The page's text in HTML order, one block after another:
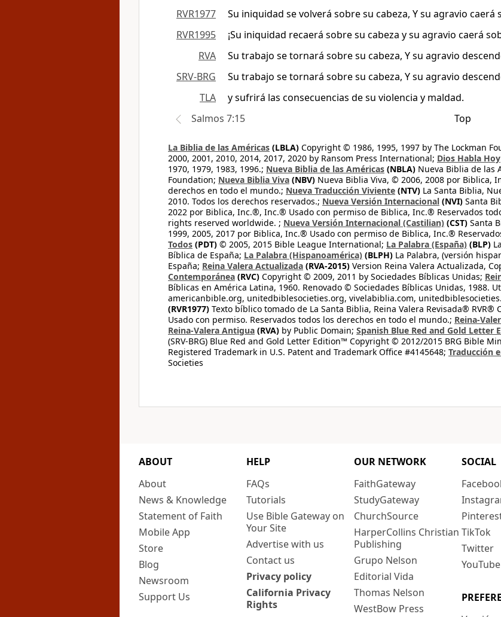
RVR1977
Su iniquidad se volverá sobre su cabeza, Y su agravio
RVR1995
¡Su iniquidad recaerá sobre su cabeza y su agravio caerá
RVA
Su trabajo se tornará sobre su cabeza, Y su agravio
SRV-BRG
Su trabajo se tornará sobre su cabeza, Y su agravio
TLA
y sufrirá las consecuencias de su violencia y maldad.
Salmos 7:15
Top
La Biblia de las Américas (LBLA) Copyright © 1986, 1995, 1997 by The Lockman
2000, 2001, 2010, 2014, 2017, 2020 by Ransom Press International; Dios Habla Hoy
1970, 1979, 1983, 1996.; Nueva Biblia de las Américas (NBLA) Nueva Biblia de las
Foundation; Nueva Biblia Viva (NBV) Nueva Biblia Viva, © 2006, 2008 por Biblica,
derechos en todo el mundo.; Nueva Traducción Viviente (NTV) La Santa Biblia,
2010. Todos los derechos reservados.; Nueva Versión Internacional (NVI) Santa
2022 por Biblica, Inc.®, Inc.® Usado con permiso de Biblica, Inc.® Reservados
rights reserved worldwide. ; Nueva Versión Internacional (Castilian) (CST) Santa
1999, 2005, 2017 por Biblica, Inc.® Usado con permiso de Biblica, Inc.®
Todos (PDT) © 2005, 2015 Bible League International; La Palabra (España) (BLP)
Bíblica de España; La Palabra (Hispanoamérica) (BLPH) La Palabra, (versión
España; Reina Valera Actualizada (RVA-2015) Version Reina Valera Actualizada,
Contemporánea (RVC) Copyright © 2009, 2011 by Sociedades Bíblicas Unidas;
Bíblicas en América Latina, 1960. Renovado © Sociedades Bíblicas Unidas, 1988.
americanbible.org, unitedbiblesocieties.org, vivelabiblia.com,
(RVR1977) Texto bíblico tomado de La Santa Biblia, Reina Valera Revisada®
Usado con permiso. Reservados todos los derechos en todo el mundo.; Reina-
Reina-Valera Antigua (RVA) by Public Domain; Spanish Blue Red and Gold Letter
(SRV-BRG) Blue Red and Gold Letter Edition™ Copyright © 2012/2015 BRG Bible
Registered Trademark in U.S. Patent and Trademark Office #4145648; Traducción
Societies
ABOUT
About
News & Knowledge
Statement of Faith
Mobile App
Store
Blog
Newsroom
Support Us
HELP
FAQs
Tutorials
Use Bible Gateway on
Your Site
Advertise with us
Contact us
Privacy policy
California Privacy
Rights
OUR NETWORK
FaithGateway
StudyGateway
ChurchSource
HarperCollins Christian
Publishing
Grupo Nelson
Editorial Vida
Thomas Nelson
WestBow Press
SOCIAL
TikTok
Twitter
YouTube